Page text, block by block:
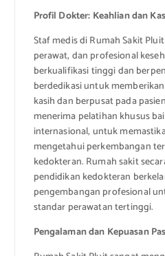
Profil Dokter: Keahlian dan
Staf medis di Rumah Sakit
perawat, dan profesional
berkualifikasi tinggi dan
berdedikasi untuk
kasih dan berpusat pada
menerima pelatihan khusus
internasional, untuk
mengetahui perkembangan
kedokteran. Rumah sakit
pendidikan kedokteran
pengembangan profesional
standar perawatan tertinggi.
Pengalaman dan Kepuasan